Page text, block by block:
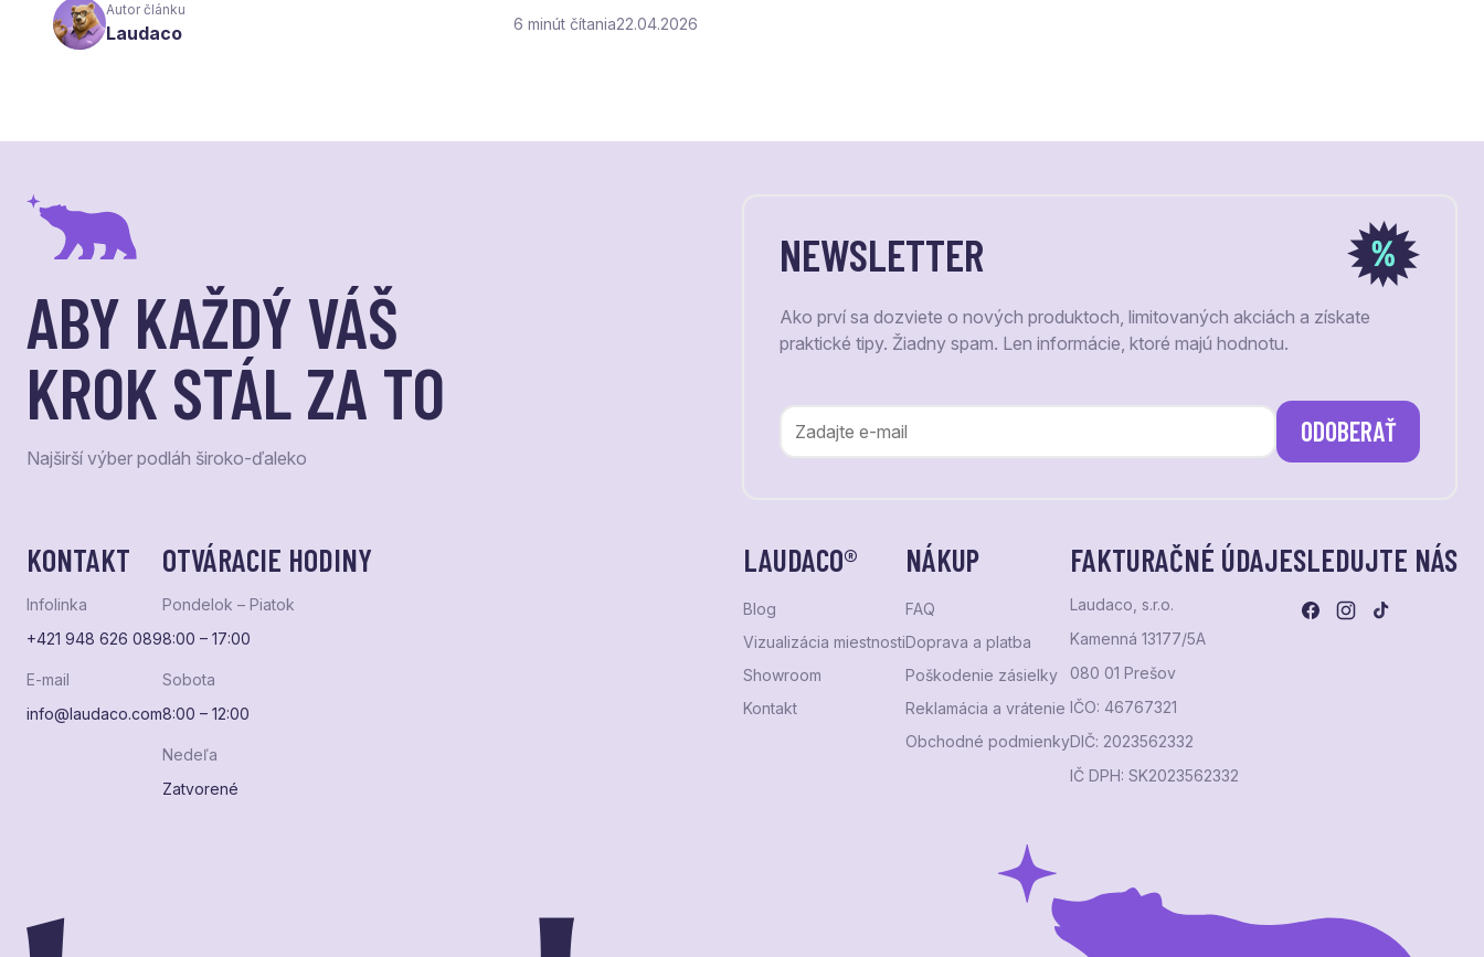
Autor článku
Laudaco 6 čítania22.04.2026
ABY KAŽDÝ VÁŠ
KROK STÁL ZA TO
Najširší výber podláh široko-ďaleko
NEWSLETTER
Ako prví sa dozviete o nových produktoch, limitovaných akciách a získate
praktické tipy. Žiadny spam. Len informácie, ktoré majú hodnotu.
ODOBERAŤ
KONTAKT
Infolinka
+421 948 626 089
E-mail
info@laudaco.com
OTVÁRACIE HODINY
Pondelok – Piatok
8:00 – 17:00
Sobota
8:00 – 12:00
Nedeľa
Zatvorené
LAUDACO®
Blog
Vizualizácia miestnosti
Showroom
Kontakt
NÁKUP
FAQ
Doprava a platba
Poškodenie zásielky
Reklamácia a vrátenie
Obchodné podmienky
FAKTURAČNÉ ÚDAJE
Laudaco, s.r.o.
Kamenná 13177/5A
080 01 Prešov
IČO: 46767321
DIČ: 2023562332
IČ DPH: SK2023562332
SLEDUJTE NÁS